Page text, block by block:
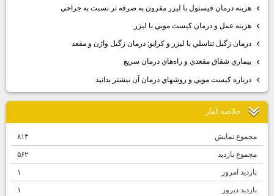
بهترين دكتر بواسير يا متخصص هموروئيد در تهران
هزينه درمان فيستول با ليزر مقرون به صرفه تر نسبت به جراحي
هزينه عمل و درمان كيست مويي با ليزر
درمان زگيل تناسلي با ليزر و كرايو; درمان زگيل واژن و مقعد
بيماري شقاق مقعدي و راه‌هاي درمان سريع
خلاصه آمار
مجموع نمایش‌